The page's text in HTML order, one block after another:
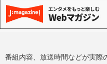
番組内容、放送時間などが実際